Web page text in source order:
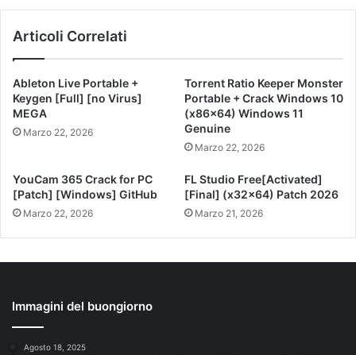
Articoli Correlati
Ableton Live Portable +
Keygen [Full] [no Virus]
MEGA
Marzo 22, 2026
Torrent Ratio Keeper Monster
Portable + Crack Windows 10
(x86x64) Windows 11
Genuine
Marzo 22, 2026
YouCam 365 Crack for PC
[Patch] [Windows] GitHub
Marzo 22, 2026
FL Studio Free[Activated]
[Final] (x32x64) Patch 2026
Marzo 21, 2026
Immagini del buongiorno
Agosto 18, 2025